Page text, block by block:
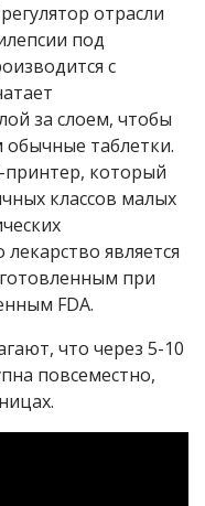
отрасли
под
с
за слоем, чтобы
обычные таблетки.
который
классов малых
является
при
FDA.
что через 5-10
повсеместно,